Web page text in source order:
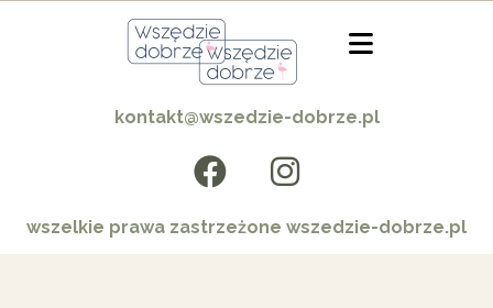
kontakt@wszedzie-dobrze.pl
wszelkie prawa zastrzeżone wszedzie-dobrze.pl